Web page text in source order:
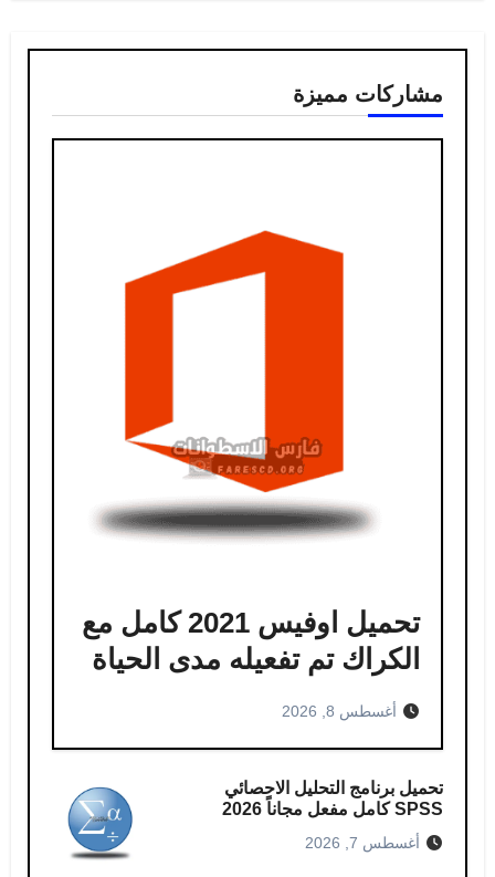
مشاركات مميزة
تحميل اوفيس 2021 كامل مع
الكراك تم تفعيله مدى الحياة
أغسطس 8, 2026
تحميل برنامج التحليل الاحصائي
SPSS كامل مفعل مجاناً 2026
أغسطس 7, 2026